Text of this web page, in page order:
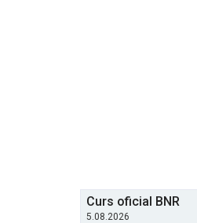
Curs oficial BNR
5.08.2026